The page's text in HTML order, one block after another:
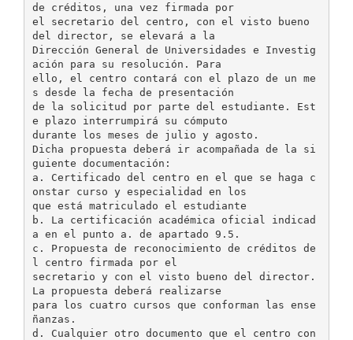
de créditos, una vez firmada por
el secretario del centro, con el visto bueno
del director, se elevará a la
Dirección General de Universidades e Investig
ación para su resolución. Para
ello, el centro contará con el plazo de un me
s desde la fecha de presentación
de la solicitud por parte del estudiante. Est
e plazo interrumpirá su cómputo
durante los meses de julio y agosto.
Dicha propuesta deberá ir acompañada de la si
guiente documentación:
a. Certificado del centro en el que se haga c
onstar curso y especialidad en los
que está matriculado el estudiante
b. La certificación académica oficial indicad
a en el punto a. de apartado 9.5.
c. Propuesta de reconocimiento de créditos de
l centro firmada por el
secretario y con el visto bueno del director.
La propuesta deberá realizarse
para los cuatro cursos que conforman las ense
ñanzas.
d. Cualquier otro documento que el centro con